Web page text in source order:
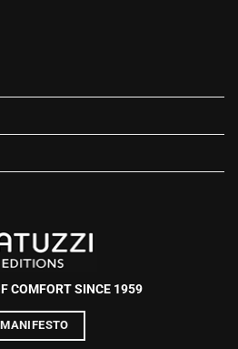
COMFORT SINCE 1959
MANIFESTO